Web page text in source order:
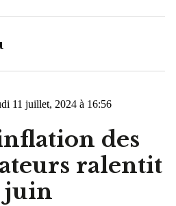
11 juillet, 2024 à 16:56
des
ralentit
juin